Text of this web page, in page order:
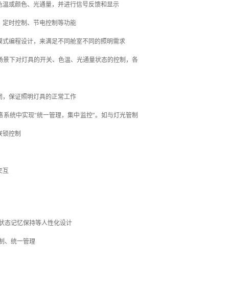
或颜色、光通量，并进行信号反馈和显示
时控制、节电控制等功能
编程设计，来满足不同舱室不同的照明需求
下对灯具的开关、色温、光通量状态的控制，各
保证照明灯具的正常工作
统中实现“统一管理，集中监控”。如与灯光管制
控制
互
态记忆保持等人性化设计
、统一管理